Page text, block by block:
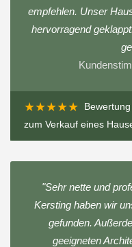
empfehlen. Unser
hervorragend
★★★★★
zum Verkauf eines
"Sehr nette und
Kersting haben wir
gefunden.
geeigneten